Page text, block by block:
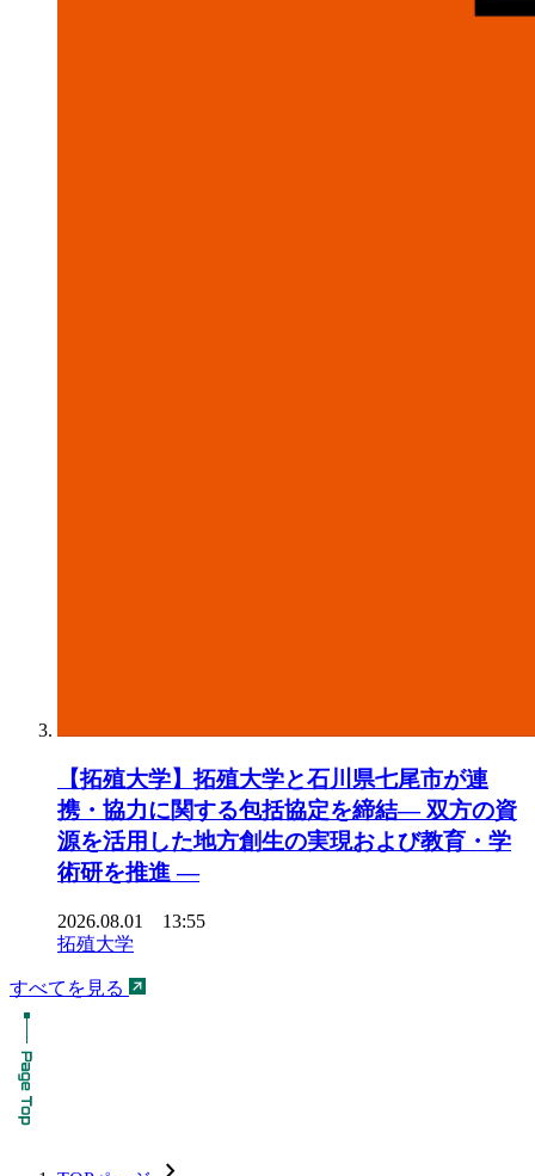
【拓殖大学】拓殖大学と石川県七尾市が連
携・協力に関する包括協定を締結― 双方の資
源を活用した地方創生の実現および教育・学
術研を推進 ―
2026.08.01 13:55
拓殖大学
すべてを見る